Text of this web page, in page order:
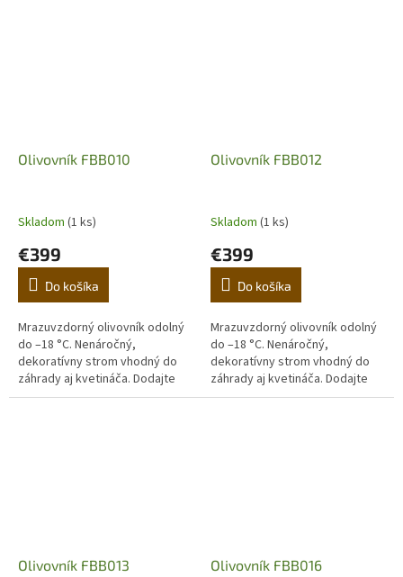
Olivovník FBB010
Skladom (1 ks)
€399
Do košíka
Mrazuvzdorný olivovník odolný
do –18 °C. Nenáročný,
dekoratívny strom vhodný do
záhrady aj kvetináča. Dodajte
domovu stredomorskú
Olivovník FBB012
Skladom (1 ks)
€399
Do košíka
Mrazuvzdorný olivovník odolný
do –18 °C. Nenáročný,
dekoratívny strom vhodný do
záhrady aj kvetináča. Dodajte
domovu stredomorskú
Olivovník FBB013 Olivovník FBB016